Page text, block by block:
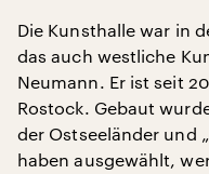
Die Kunsthalle war in
das auch westliche
Neumann. Er ist seit
Rostock. Gebaut
der Ostseeländer und
haben ausgewählt,